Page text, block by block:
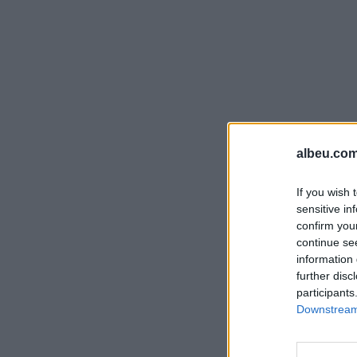
If you wish
sensitive
confirm
continue
information
further